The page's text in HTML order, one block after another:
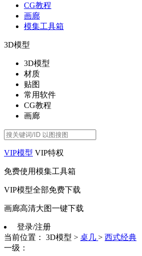
CG教程
画廊
模集工具箱
3D模型
3D模型
材质
贴图
常用软件
CG教程
画廊
VIP模型 VIP特权
免费使用模集工具箱
VIP模型全部免费下载
画廊高清大图一键下载
登录/注册
当前位置：
3D模型 > 桌几 > 西式经典
一级：